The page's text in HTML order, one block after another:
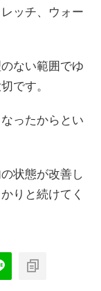
ッチ、ウォー
ない範囲でゆ
です。
ったからとい
状態が改善し
りと続けてく